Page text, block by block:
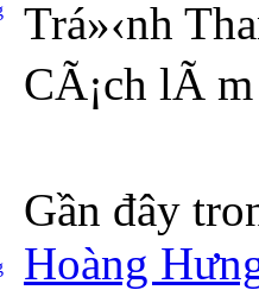
Trá»‹nh
CÃ¡ch lÃ
Gần đây
Hoàng